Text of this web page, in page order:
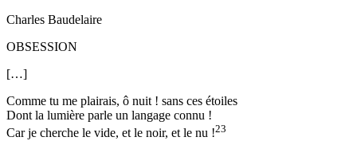
Charles Baudelaire
OBSESSION
[…]
Comme tu me plairais, ô nuit ! sans ces étoiles
Dont la lumière parle un langage connu !
Car je cherche le vide, et le noir, et le nu !23